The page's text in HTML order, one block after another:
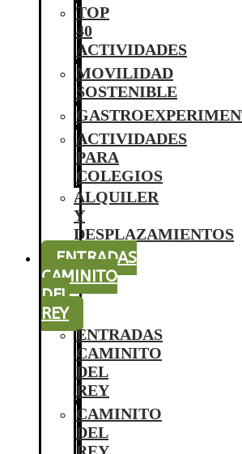
TOP
40
ACTIVIDADES
MOVILIDAD
SOSTENIBLE
ACTIVIDADES
PARA
COLEGIOS
ALQUILER
Y
DESPLAZAMIENTOS
ENTRADAS
CAMINITO
DEL
REY
ENTRADAS
CAMINITO
DEL
REY
CAMINITO
DEL